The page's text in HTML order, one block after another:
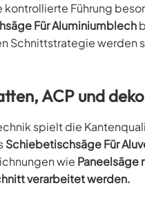
kontrollierte Führung
Für Aluminiumblech
Schnittstrategie werden
ACP und
spielt die
Schiebetischsäge Für
wie Paneelsäge
verarbeitet werden.